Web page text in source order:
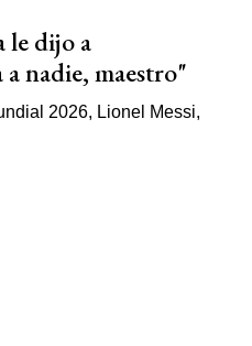
le dijo a
nadie, maestro"